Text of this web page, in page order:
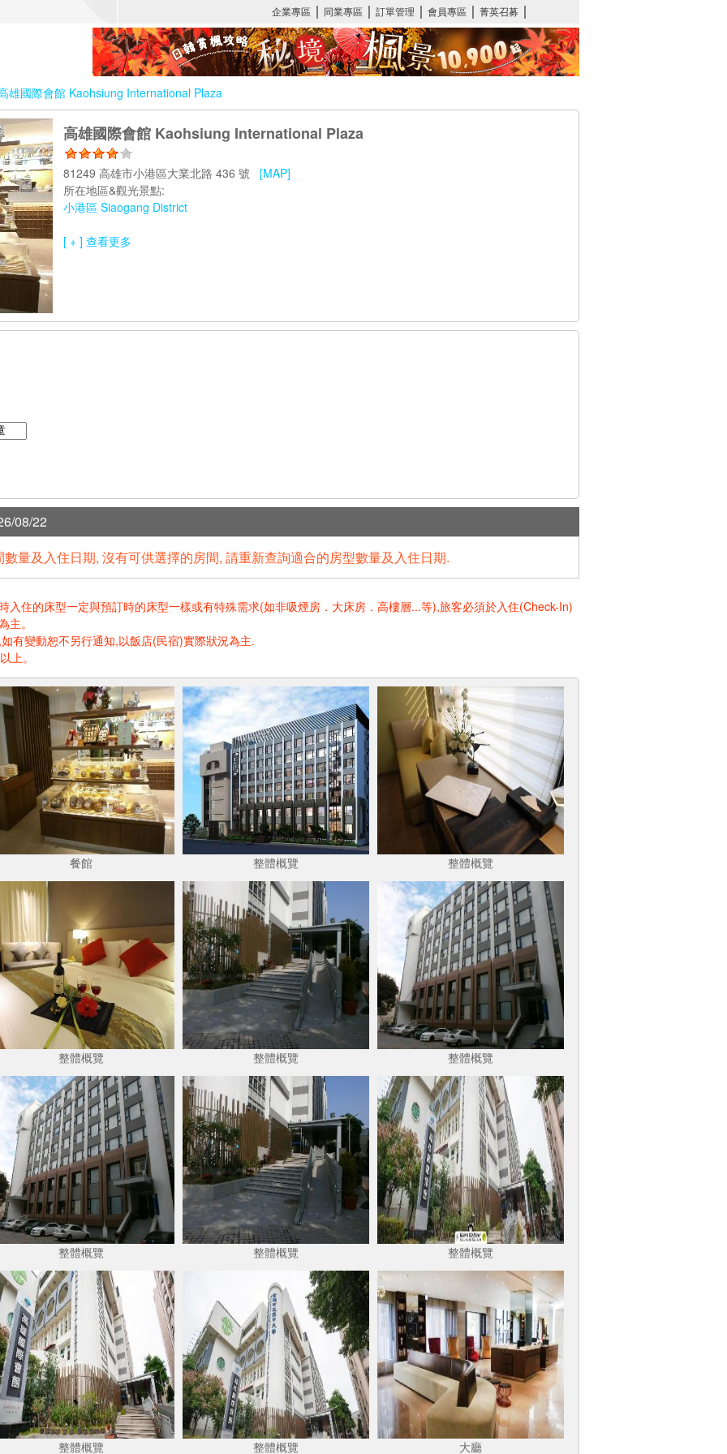
雄國際會館 Kaohsiung International Plaza
高雄國際會館 Kaohsiung International Plaza
81249 高雄市小港區大業北路 436 號 [MAP]
所在地區&觀光景點:
小港區 Siaogang District
[ + ] 查看更多
08/22
量及入住日期, 沒有可供選擇的房間, 請重新查詢適合的房型數量及入住日期.
入住的床型一定與預訂時的床型一樣或有特殊需求(如非吸煙房．大床房．高樓層...等),旅客必須於入住(Check-In)
主。
有變動恕不另行通知,以飯店(民宿)實際狀況為主.
上。
餐館 整體概覽 整體概覽
整體概覽 整體概覽 整體概覽
整體概覽 整體概覽 整體概覽
整體概覽 整體概覽 大廳